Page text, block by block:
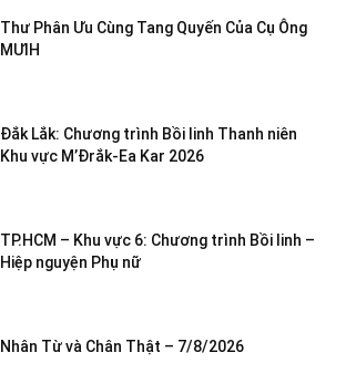
Thư Phân Ưu Cùng Tang Quyến Của Cụ Ông
MƯIH
Đắk Lắk: Chương trình Bồi linh Thanh niên
Khu vực M’Đrắk-Ea Kar 2026
TP.HCM – Khu vực 6: Chương trình Bồi linh –
Hiệp nguyện Phụ nữ
Nhân Từ và Chân Thật – 7/8/2026